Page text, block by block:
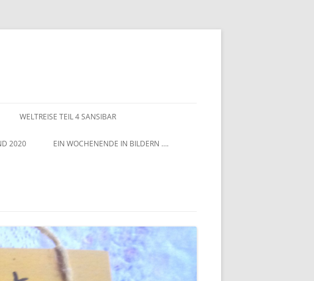
WELTREISE TEIL 4 SANSIBAR
2020 EIN WOCHENENDE IN BILDERN ….